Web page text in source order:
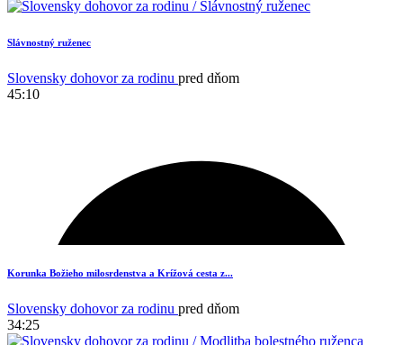
Slávnostný ruženec
Slovensky dohovor za rodinu pred dňom
45:10
Korunka Božieho milosrdenstva a Krížová cesta z...
Slovensky dohovor za rodinu pred dňom
34:25